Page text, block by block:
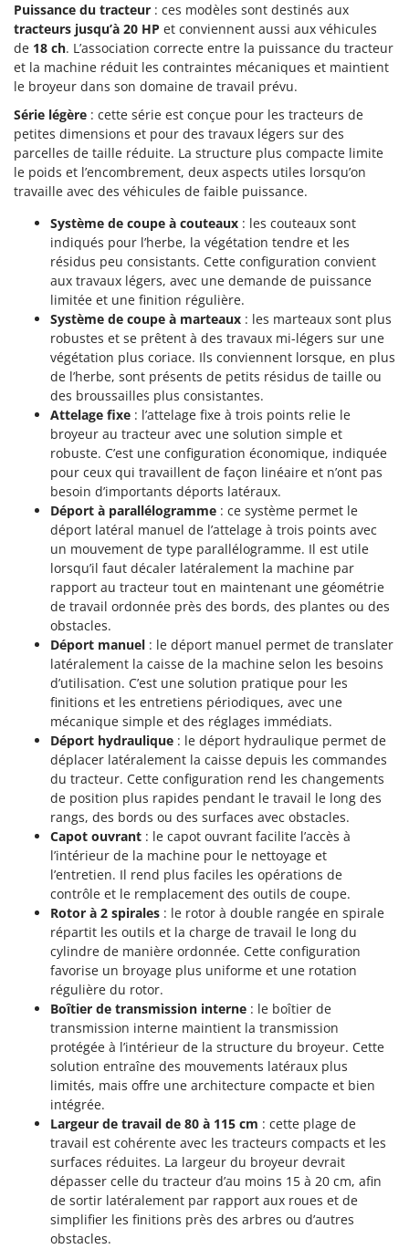
Puissance du tracteur : ces modèles sont destinés aux
tracteurs jusqu’à 20 HP et conviennent aussi aux véhicules
de 18 ch. L’association correcte entre la puissance du tracteur
et la machine réduit les contraintes mécaniques et maintient
le broyeur dans son domaine de travail prévu.
Série légère : cette série est conçue pour les tracteurs de
petites dimensions et pour des travaux légers sur des
parcelles de taille réduite. La structure plus compacte limite
le poids et l’encombrement, deux aspects utiles lorsqu’on
travaille avec des véhicules de faible puissance.
Système de coupe à couteaux : les couteaux sont
indiqués pour l’herbe, la végétation tendre et les
résidus peu consistants. Cette configuration convient
aux travaux légers, avec une demande de puissance
limitée et une finition régulière.
Système de coupe à marteaux : les marteaux sont plus
robustes et se prêtent à des travaux mi-légers sur une
végétation plus coriace. Ils conviennent lorsque, en plus
de l’herbe, sont présents de petits résidus de taille ou
des broussailles plus consistantes.
Attelage fixe : l’attelage fixe à trois points relie le
broyeur au tracteur avec une solution simple et
robuste. C’est une configuration économique, indiquée
pour ceux qui travaillent de façon linéaire et n’ont pas
besoin d’importants déports latéraux.
Déport à parallélogramme : ce système permet le
déport latéral manuel de l’attelage à trois points avec
un mouvement de type parallélogramme. Il est utile
lorsqu’il faut décaler latéralement la machine par
rapport au tracteur tout en maintenant une géométrie
de travail ordonnée près des bords, des plantes ou des
obstacles.
Déport manuel : le déport manuel permet de translater
latéralement la caisse de la machine selon les besoins
d’utilisation. C’est une solution pratique pour les
finitions et les entretiens périodiques, avec une
mécanique simple et des réglages immédiats.
Déport hydraulique : le déport hydraulique permet de
déplacer latéralement la caisse depuis les commandes
du tracteur. Cette configuration rend les changements
de position plus rapides pendant le travail le long des
rangs, des bords ou des surfaces avec obstacles.
Capot ouvrant : le capot ouvrant facilite l’accès à
l’intérieur de la machine pour le nettoyage et
l’entretien. Il rend plus faciles les opérations de
contrôle et le remplacement des outils de coupe.
Rotor à 2 spirales : le rotor à double rangée en spirale
répartit les outils et la charge de travail le long du
cylindre de manière ordonnée. Cette configuration
favorise un broyage plus uniforme et une rotation
régulière du rotor.
Boîtier de transmission interne : le boîtier de
transmission interne maintient la transmission
protégée à l’intérieur de la structure du broyeur. Cette
solution entraîne des mouvements latéraux plus
limités, mais offre une architecture compacte et bien
intégrée.
Largeur de travail de 80 à 115 cm : cette plage de
travail est cohérente avec les tracteurs compacts et les
surfaces réduites. La largeur du broyeur devrait
dépasser celle du tracteur d’au moins 15 à 20 cm, afin
de sortir latéralement par rapport aux roues et de
simplifier les finitions près des arbres ou d’autres
obstacles.